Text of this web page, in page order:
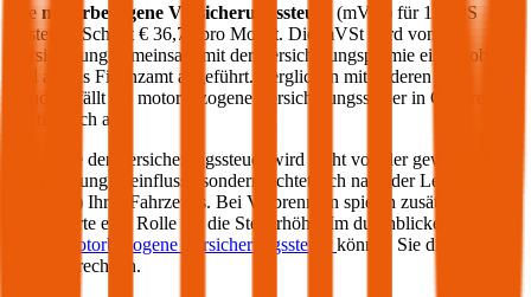
Diemotorbezogene Versicherungssteuer (mVSt) für 143
PS
kostet im Schnitt € 36,72
pro Monat. Die mVSt wird von der
Versicherung gemeinsam mit der Versicherungsprämie eingehoben
und an das Finanzamt abgeführt. Verglichen mit anderen EU-
Ländern fällt die motorbezogene Versicherungssteuer in Österreich
relativ hoch aus.
Die Höhe der Versicherungssteuer wird nicht von der gewählten
Versicherung beeinflusst, sondern richtet sich nach der Leistung (PS
bzw. kW) Ihres Fahrzeugs. Bei Verbrennern spielen zusätzlich die
CO2-Werte eine Rolle für die Steuerhöhe. Im durchblicker Rechner
motorbezogene Versicherungssteuer können Sie die Steuer
genau berechnen.